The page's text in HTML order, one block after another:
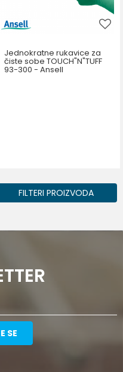
Jednokratne rukavice za
čiste sobe TOUCH"N"TUFF
93-300 - Ansell
FILTERI PROIZVODA
SE